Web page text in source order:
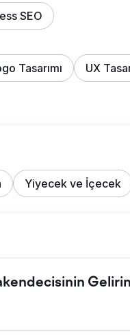
SEO
Tasarımı UX
Yiyecek ve İçecek